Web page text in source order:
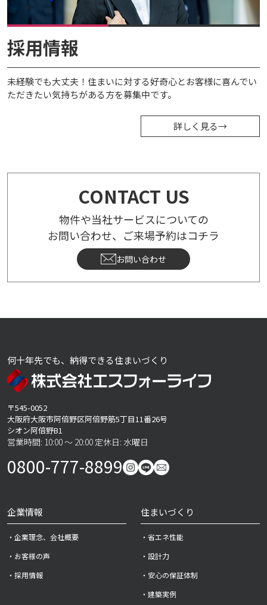
採用情報
未経験でも大丈夫！住まいに対する好奇心とお客様に喜んでい
ただきたい気持ちがある方を募集中です。
詳しく見る→
CONTACT US
物件や当社サービスについての
お問い合わせ、ご来場予約はコチラ
お問い合わせ
何十年先でも、納得できる住まいづくり
〒545-0052
大阪府大阪市阿倍野区阿倍野筋5丁目11番26号
シオン阿倍野B1
営業時間: 10:00 ～ 20:00 定休日: 水曜日
0800-777-8899
企業情報
・企業理念、会社概要
・お客様の声
・採用情報
住まいづくり
・省エネ性能
・設計力
・安心の保証体制
・建築実例